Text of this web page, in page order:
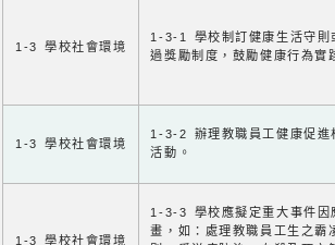
1-3 學校社會環境
1-3-1 學校制訂健康生活守則
過獎勵制度，鼓勵健康行為實
1-3 學校社會環境
1-3-2 辦理教職員工健康促進
活動。
1-3 學校社會環境
1-3-3 學校應擬定重大事件因
畫，如：處理教職員工生之霸